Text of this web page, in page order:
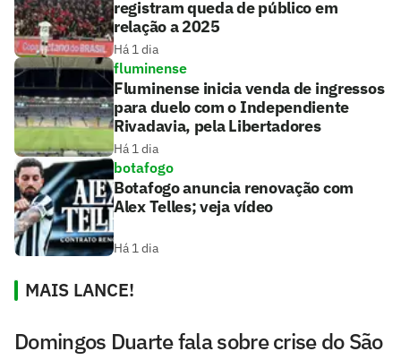
registram queda de público em
relação a 2025
Há 1 dia
fluminense
Fluminense inicia venda de ingressos
para duelo com o Independiente
Rivadavia, pela Libertadores
Há 1 dia
botafogo
Botafogo anuncia renovação com
Alex Telles; veja vídeo
Há 1 dia
MAIS LANCE!
Domingos Duarte fala sobre crise do São